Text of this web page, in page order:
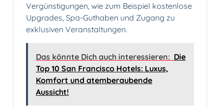
Vergünstigungen, wie zum Beispiel kostenlose
Upgrades, Spa-Guthaben und Zugang zu
exklusiven Veranstaltungen.
Das könnte Dich auch interessieren: Die
Top 10 San Francisco Hotels: Luxus,
Komfort und atemberaubende
Aussicht!